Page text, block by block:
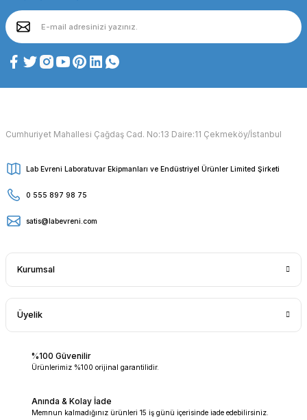
Cumhuriyet Mahallesi Çağdaş Cad. No:13 Daire:11 Çekmeköy/İstanbul
Lab Evreni Laboratuvar Ekipmanları ve Endüstriyel Ürünler Limited Şirketi
0 555 897 98 75
satis@labevreni.com
Kurumsal
Üyelik
%100 Güvenilir
Ürünlerimiz %100 orijinal garantilidir.
Anında & Kolay İade
Memnun kalmadığınız ürünleri 15 iş günü içerisinde iade edebilirsiniz.